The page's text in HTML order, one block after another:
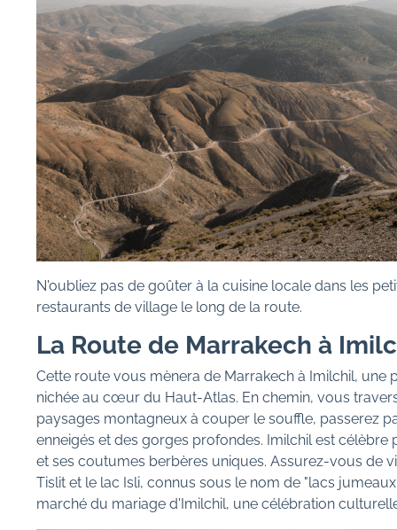
N'oubliez pas de goûter à la cuisine locale dans les
restaurants de village le long de la route.
La Route de Marrakech à
Cette route vous mènera de Marrakech à Imilchil, une
nichée au cœur du Haut-Atlas. En chemin, vous
paysages montagneux à couper le souffle, passerez
enneigés et des gorges profondes. Imilchil est célèbre
et ses coutumes berbères uniques. Assurez-vous de
Tislit et le lac Isli, connus sous le nom de "lacs
marché du mariage d'Imilchil, une célébration